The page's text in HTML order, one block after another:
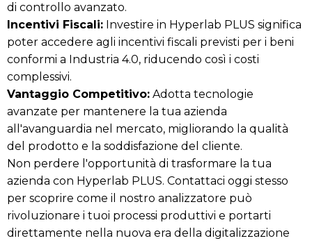
di controllo avanzato.
Incentivi Fiscali: Investire in Hyperlab PLUS significa
poter accedere agli incentivi fiscali previsti per i beni
conformi a Industria 4.0, riducendo così i costi
complessivi.
Vantaggio Competitivo: Adotta tecnologie
avanzate per mantenere la tua azienda
all'avanguardia nel mercato, migliorando la qualità
del prodotto e la soddisfazione del cliente.
Non perdere l'opportunità di trasformare la tua
azienda con Hyperlab PLUS. Contattaci oggi stesso
per scoprire come il nostro analizzatore può
rivoluzionare i tuoi processi produttivi e portarti
direttamente nella nuova era della digitalizzazione